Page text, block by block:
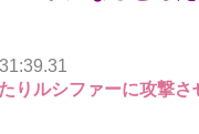
りルシファーに攻撃